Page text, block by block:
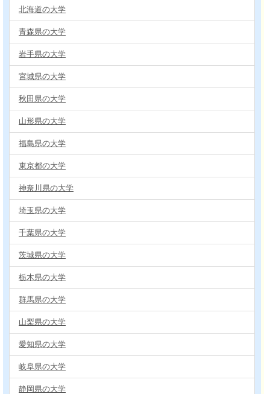
北海道の大学
青森県の大学
岩手県の大学
宮城県の大学
秋田県の大学
山形県の大学
福島県の大学
東京都の大学
神奈川県の大学
埼玉県の大学
千葉県の大学
茨城県の大学
栃木県の大学
群馬県の大学
山梨県の大学
愛知県の大学
岐阜県の大学
静岡県の大学